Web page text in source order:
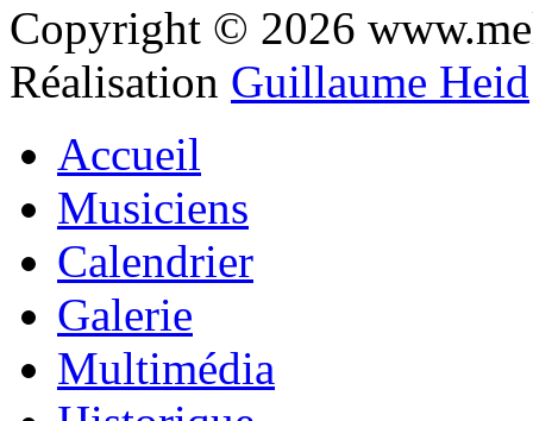
Copyright © 2026
Réalisation Guillaume Heid
Accueil
Musiciens
Calendrier
Galerie
Multimédia